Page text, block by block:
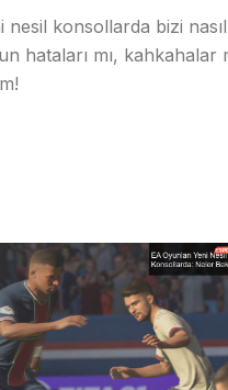
nesil konsollarda bizi nasıl
hataları mı, kahkahalar